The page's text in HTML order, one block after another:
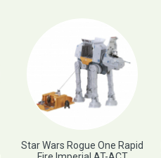
Star Wars Rogue One Rapid